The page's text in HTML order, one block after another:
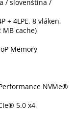
/ slovenština /
+ 4LPE, 8 vláken,
MB cache)
Memory
NVMe®
5.0 x4